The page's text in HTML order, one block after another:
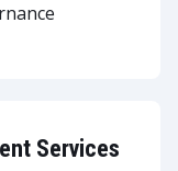
Services